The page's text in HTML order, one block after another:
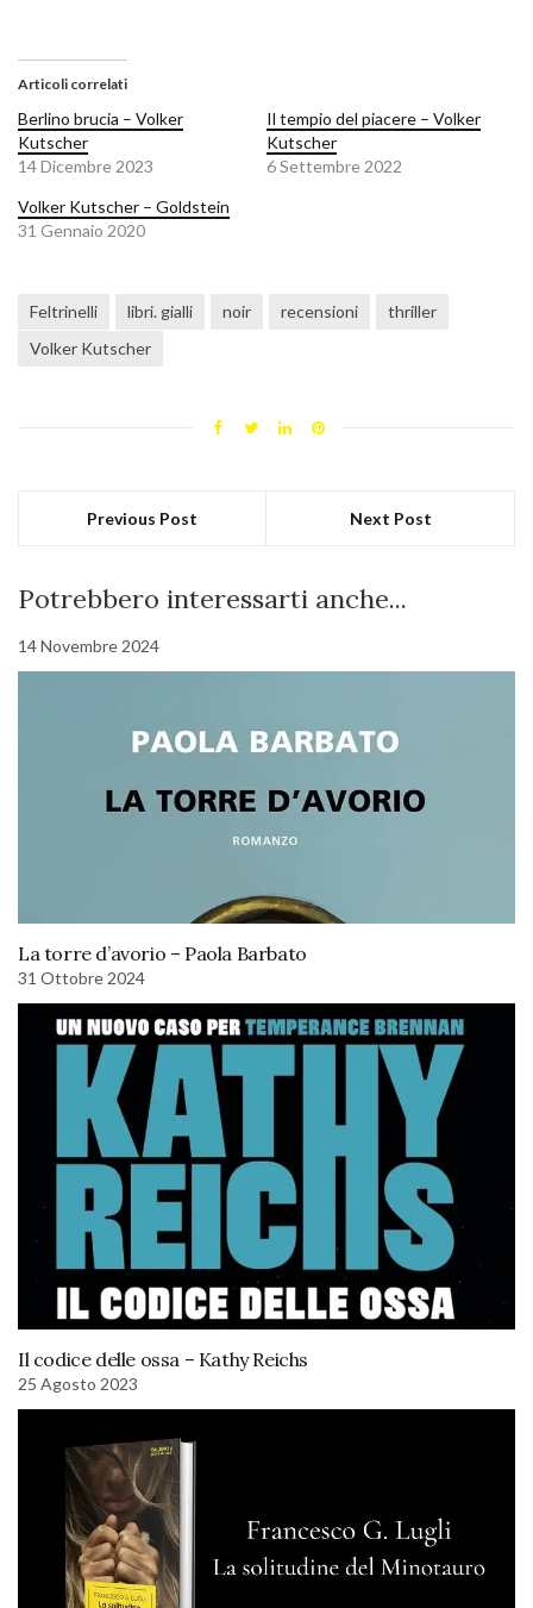
Articoli correlati
Berlino brucia – Volker
Kutscher
14 Dicembre 2023
Il tempio del piacere – Volker
Kutscher
6 Settembre 2022
Volker Kutscher – Goldstein
31 Gennaio 2020
Feltrinelli libri. gialli noir recensioni
thriller
Volker Kutscher
Previous Post Next Post
Potrebbero interessarti anche...
14 Novembre 2024
La torre d’avorio – Paola Barbato
31 Ottobre 2024
Il codice delle ossa – Kathy Reichs
25 Agosto 2023